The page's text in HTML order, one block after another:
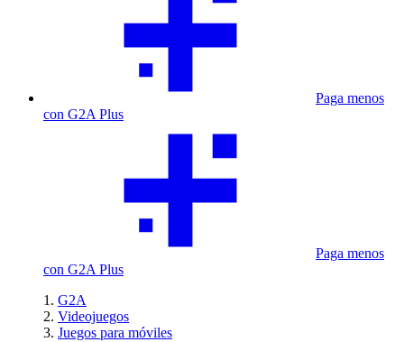
Paga menos
con G2A Plus
Paga menos
con G2A Plus
G2A
Videojuegos
Juegos para móviles